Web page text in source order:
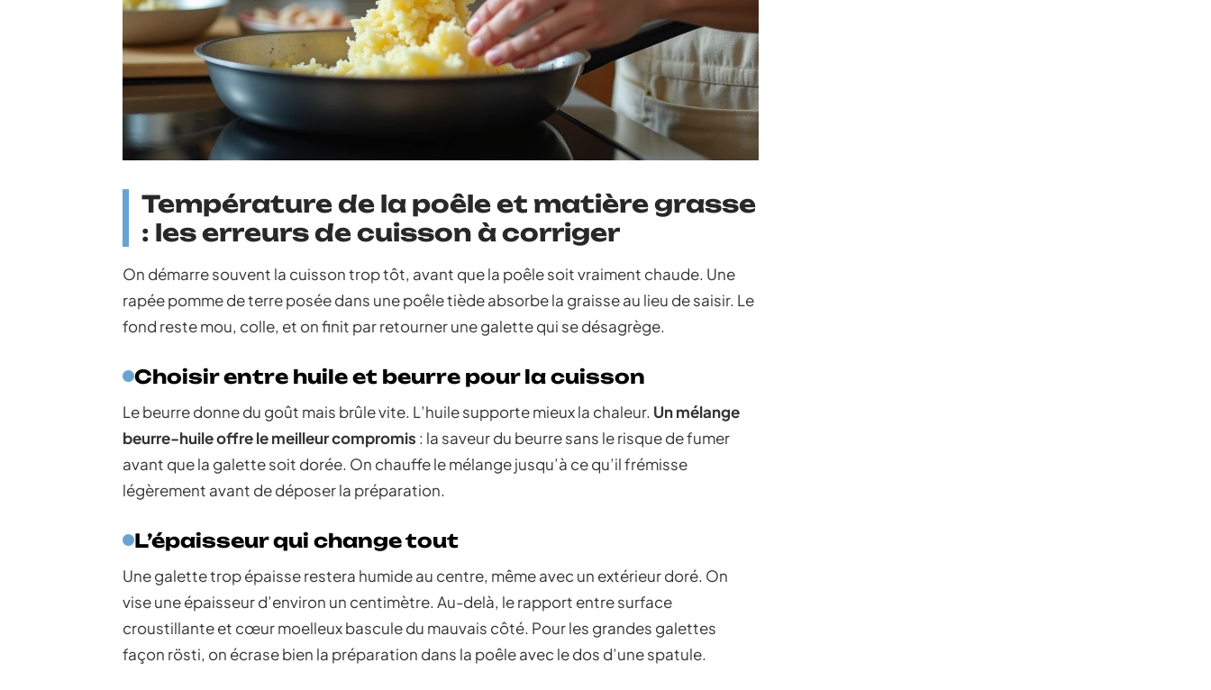
Température de la poêle et matière grasse
: les erreurs de cuisson à corriger
On démarre souvent la cuisson trop tôt, avant que la poêle soit vraiment chaude. Une
rapée pomme de terre posée dans une poêle tiède absorbe la graisse au lieu de saisir. Le
fond reste mou, colle, et on finit par retourner une galette qui se désagrège.
Choisir entre huile et beurre pour la cuisson
Le beurre donne du goût mais brûle vite. L’huile supporte mieux la chaleur. Un mélange
beurre-huile offre le meilleur compromis : la saveur du beurre sans le risque de fumer
avant que la galette soit dorée. On chauffe le mélange jusqu’à ce qu’il frémisse
légèrement avant de déposer la préparation.
L’épaisseur qui change tout
Une galette trop épaisse restera humide au centre, même avec un extérieur doré. On
vise une épaisseur d’environ un centimètre. Au-delà, le rapport entre surface
croustillante et cœur moelleux bascule du mauvais côté. Pour les grandes galettes
façon rösti, on écrase bien la préparation dans la poêle avec le dos d’une spatule.